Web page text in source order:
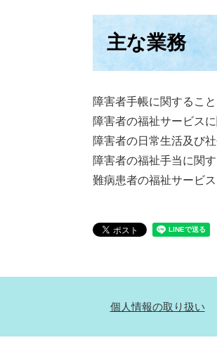
主な業務
障害者手帳に関すること
障害者の福祉サービス
障害者の日常生活及び
障害者の福祉手当に関
難病患者の福祉サービ
個人情報の取り扱い